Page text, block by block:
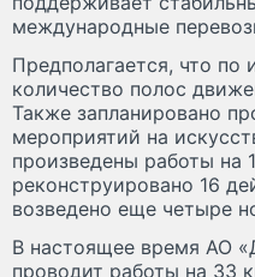
международные
Предполагается, что по
количество полос
Также запланировано
мероприятий на
произведены работы на
реконструировано 16
возведено еще четыре
В настоящее время АО
проводит работы на 33